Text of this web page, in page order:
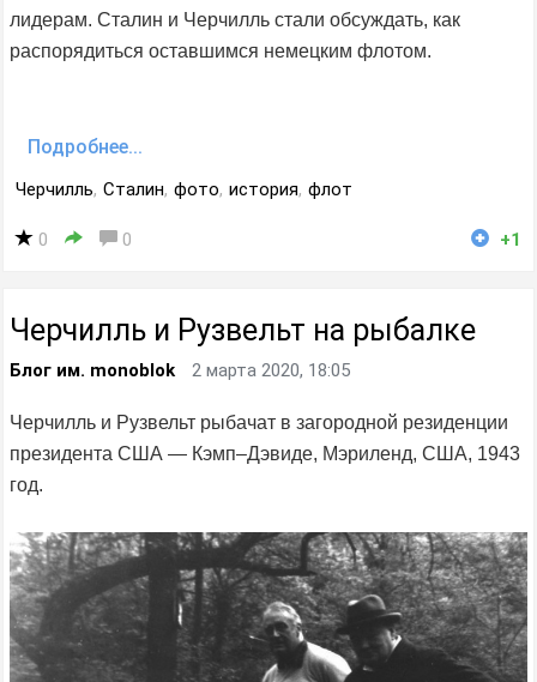
лидерам. Сталин и Черчилль стали обсуждать, как
распорядиться оставшимся немецким флотом.
Подробнее...
Черчилль, Сталин, фото, история, флот
0 0 +1
Черчилль и Рузвельт на рыбалке
Блог им. monoblok 2 марта 2020, 18:05
Черчилль и Рузвельт рыбачат в загородной резиденции
президента США — Кэмп–Дэвиде, Мэриленд, США, 1943
год.